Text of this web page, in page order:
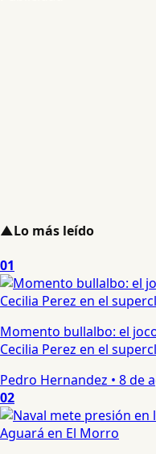
▲Lo más leído
01
Momento bullalbo: el
Cecilia Perez en el
Pedro Hernandez • 8 de
02